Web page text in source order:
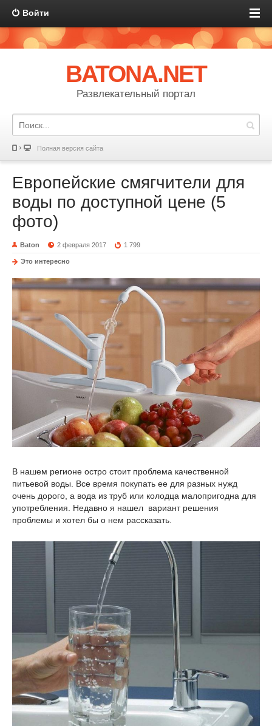
Войти
BATONA.NET
Развлекательный портал
Полная версия сайта
Европейские смягчители для
воды по доступной цене (5
фото)
Baton 2 февраля 2017 1 799
Это интересно
В нашем регионе остро стоит проблема качественной
питьевой воды. Все время покупать ее для разных нужд
очень дорого, а вода из труб или колодца малопригодна для
употребления. Недавно я нашел вариант решения
проблемы и хотел бы о нем рассказать.